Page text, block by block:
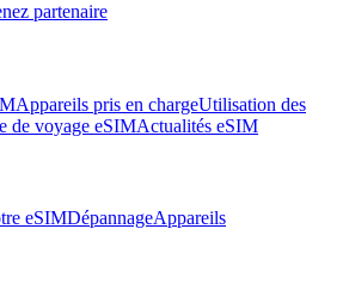
partenaire
Appareils pris en chargeUtilisation des
de voyage eSIMActualités eSIM
eSIMDépannageAppareils